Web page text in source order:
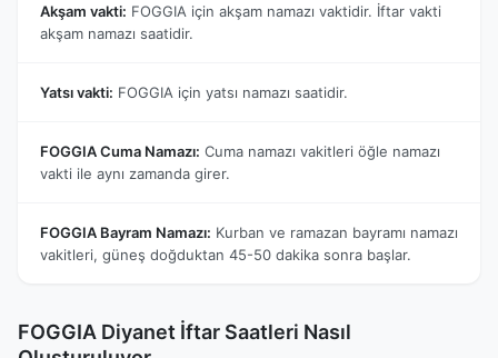
Akşam vakti: FOGGIA için akşam namazı vaktidir. İftar vakti
akşam namazı saatidir.
Yatsı vakti: FOGGIA için yatsı namazı saatidir.
FOGGIA Cuma Namazı: Cuma namazı vakitleri öğle namazı
vakti ile aynı zamanda girer.
FOGGIA Bayram Namazı: Kurban ve ramazan bayramı namazı
vakitleri, güneş doğduktan 45-50 dakika sonra başlar.
FOGGIA Diyanet İftar Saatleri Nasıl